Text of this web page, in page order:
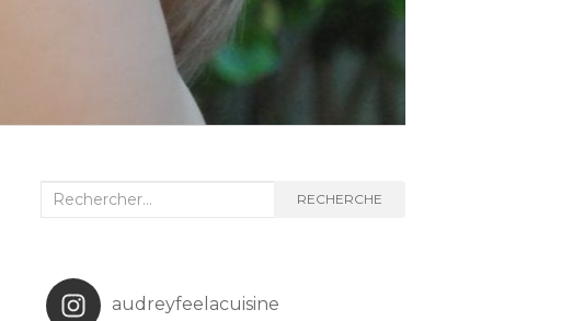
Recherche
RECHERCHE
audreyfeelacuisine